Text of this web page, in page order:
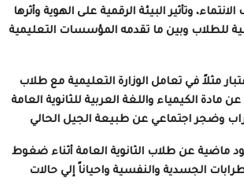
وتأثير البيئة الرقمية على الهوية وأثرها
للطلاب وبين ما تقدمه المؤسسات التعليمية
مثلاً في تعامل الوزارة التعليمية مع طلاب
مادة الكيمياء واللغة العربية للثانوية العامة
وضجر اجتماعي عن طبيعة الجيل الحالي
ماضية عن طلاب الثانوية العامة أثناء ضغوط
الجسدية والنفسية واحياناً إلي حالات